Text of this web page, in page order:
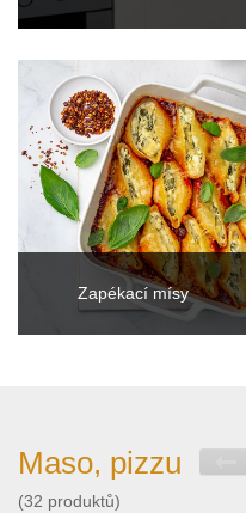
Zapékací mísy
Maso, pizzu
(32 produktů)